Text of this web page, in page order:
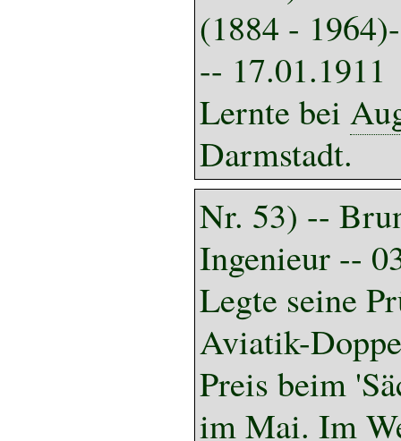
(1884 -
-- 17.01.1911
Lernte bei
Darmstadt.
Nr. 53) --
Ingenieur --
Legte seine
Aviatik-
Preis beim
im Mai. Im